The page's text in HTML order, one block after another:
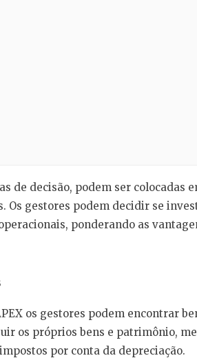
de decisão, podem ser colocadas
gestores podem decidir se
ponderando as
os gestores podem encontrar
os próprios bens e patrimônio,
por conta da depreciação.